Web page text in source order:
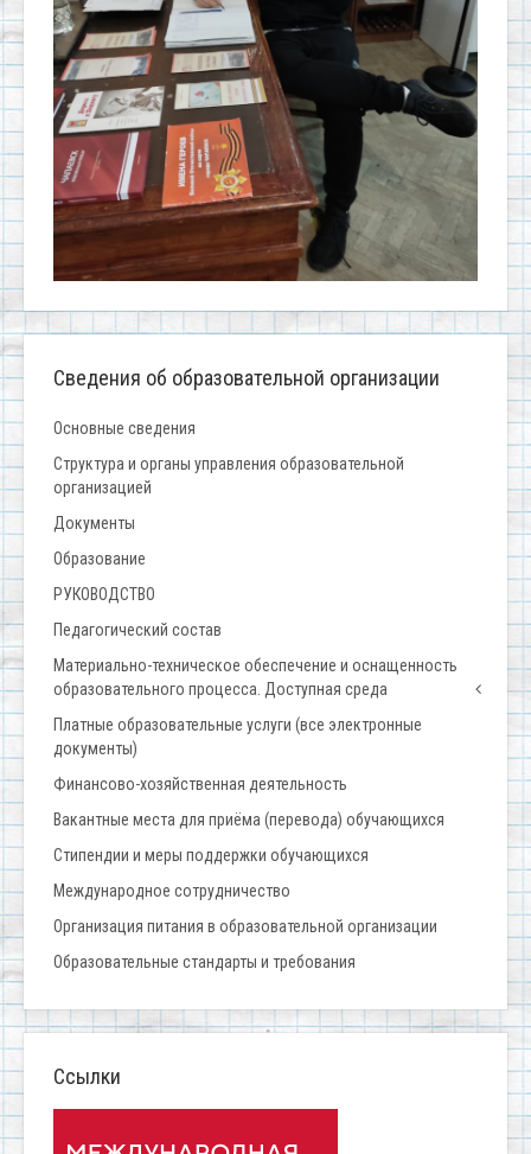
Сведения об образовательной организации
Основные сведения
Структура и органы управления образовательной
организацией
Документы
Образование
РУКОВОДСТВО
Педагогический состав
Материально-техническое обеспечение и оснащенность
образовательного процесса. Доступная среда
Платные образовательные услуги (все электронные
документы)
Финансово-хозяйственная деятельность
Вакантные места для приёма (перевода) обучающихся
Стипендии и меры поддержки обучающихся
Международное сотрудничество
Организация питания в образовательной организации
Образовательные стандарты и требования
Ссылки